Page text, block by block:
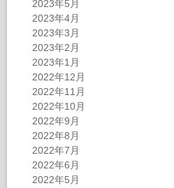
2023年5月
2023年4月
2023年3月
2023年2月
2023年1月
2022年12月
2022年11月
2022年10月
2022年9月
2022年8月
2022年7月
2022年6月
2022年5月